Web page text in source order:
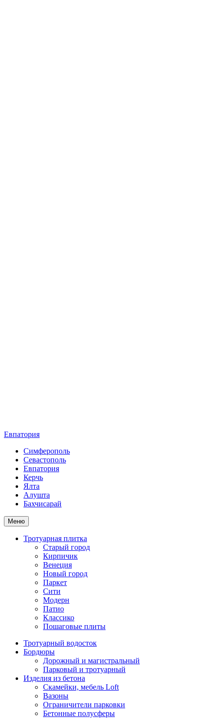
Евпатория
Симферополь
Севастополь
Евпатория
Керчь
Ялта
Алушта
Бахчисарай
Меню
Тротуарная плитка
Старый город
Кирпичик
Венеция
Новый город
Паркет
Сити
Модерн
Патио
Классико
Пошаговые плиты
Тротуарный водосток
Бордюры
Дорожный и магистральный
Парковый и тротуарный
Изделия из бетона
Скамейки, мебель Loft
Вазоны
Ограничители парковки
Бетонные полусферы